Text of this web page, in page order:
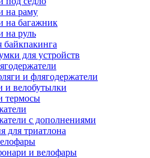
на раму
на багажник
на руль
для устройств
и флягодержатели
и велобутылки
термосы
с дополнениями
для триатлона
и велофары